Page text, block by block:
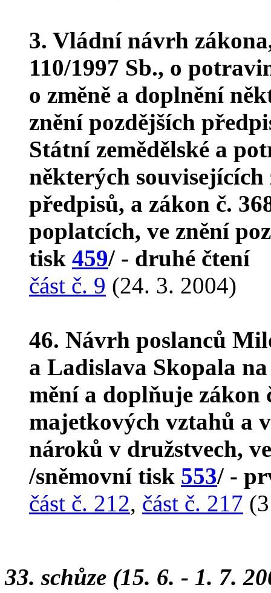
3. Vládní návrh
110/1997 Sb., o
o změně a doplnění
znění pozdějších
Státní zemědělské a
některých
předpisů, a zákon č.
poplatcích, ve znění
tisk 459/ - druhé čtení
část č. 9 (24. 3. 2004)
46. Návrh poslanců
a Ladislava Skopala
mění a doplňuje zákon
majetkových vztahů a
nároků v družstvech,
/sněmovní tisk 553/ -
část č. 212, část č. 217
33. schůze (15. 6. - 1. 7.